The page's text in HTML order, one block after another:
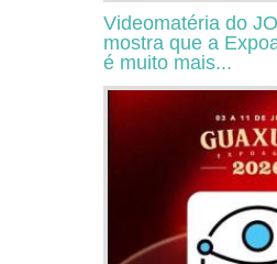
Videomatéria do
mostra que a
é muito mais...